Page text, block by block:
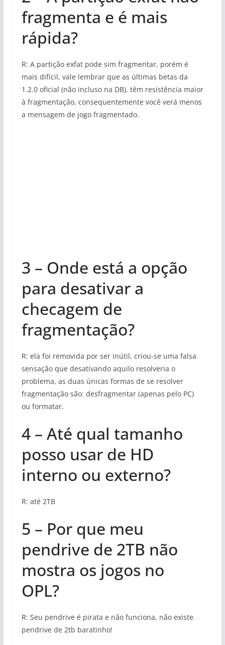
fragmenta e é mais
rápida?
R: A partição exfat pode sim fragmentar, porém é
mais difícil, vale lembrar que as últimas betas da
1.2.0 oficial (não incluso na DB), têm resistência maior
à fragmentação, consequentemente você verá menos
a mensagem de jogo fragmentado.
3 – Onde está a opção
para desativar a
checagem de
fragmentação?
R: ela foi removida por ser inútil, criou-se uma falsa
sensação que desativando aquilo resolveria o
problema, as duas únicas formas de se resolver
fragmentação são: desfragmentar (apenas pelo PC)
ou formatar.
4 – Até qual tamanho
posso usar de HD
interno ou externo?
R: até 2TB
5 – Por que meu
pendrive de 2TB não
mostra os jogos no
OPL?
R: Seu pendrive é pirata e não funciona, não existe
pendrive de 2tb baratinho!